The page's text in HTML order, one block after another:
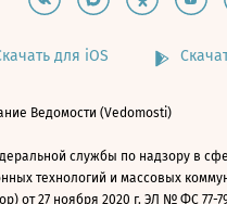
для iOS
Ведомости (Vedomosti)
службы по надзору в
технологий и массовых
от 27 ноября 2020 г. ЭЛ № ФС 77-